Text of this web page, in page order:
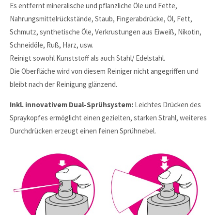
Es entfernt mineralische und pflanzliche Öle und Fette,
Nahrungsmittelrückstände, Staub, Fingerabdrücke, Öl, Fett,
Schmutz, synthetische Öle, Verkrustungen aus Eiweiß, Nikotin,
Schneidöle, Ruß, Harz, usw.
Reinigt sowohl Kunststoff als auch Stahl/ Edelstahl.
Die Oberfläche wird von diesem Reiniger nicht angegriffen und
bleibt nach der Reinigung glänzend.
Inkl. innovativem Dual-Sprühsystem: Leichtes Drücken des
Spraykopfes ermöglicht einen gezielten, starken Strahl, weiteres
Durchdrücken erzeugt einen feinen Sprühnebel.